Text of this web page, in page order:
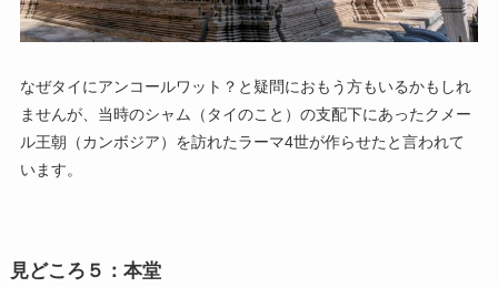
なぜタイにアンコールワット？と疑問におもう方もいるかもしれ
ませんが、当時のシャム（タイのこと）の支配下にあったクメー
ル王朝（カンボジア）を訪れたラーマ4世が作らせたと言われて
います。
見どころ５：本堂